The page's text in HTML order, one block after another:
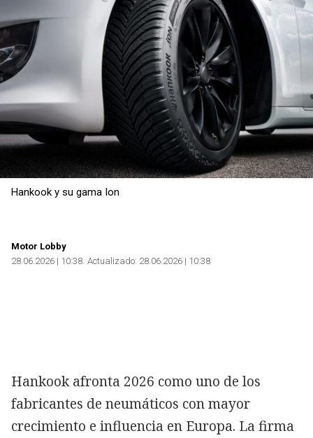
Hankook y su gama Ion
Motor Lobby
28.06.2026 | 10:38 Actualizado: 28.06.2026 | 10:38
Hankook afronta 2026 como uno de los
fabricantes de neumáticos con mayor
crecimiento e influencia en Europa. La firma